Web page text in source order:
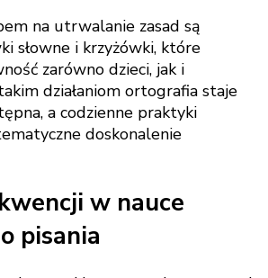
na utrwalanie zasad są
słowne i krzyżówki, które
zarówno dzieci, jak i
działaniom ortografia staje
a codzienne praktyki
doskonalenie
w nauce
pisania